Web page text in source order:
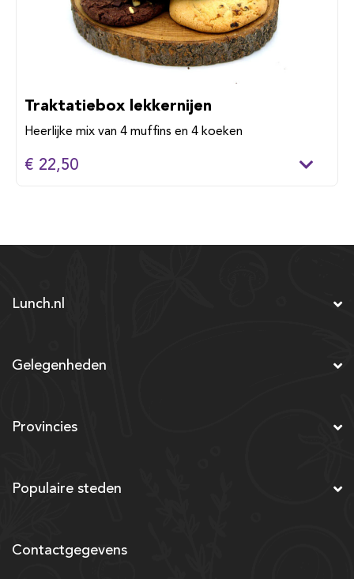
Traktatiebox lekkernijen
Heerlijke mix van 4 muffins en 4 koeken
€ 22,50
Lunch.nl
Gelegenheden
Provincies
Populaire steden
Contactgegevens